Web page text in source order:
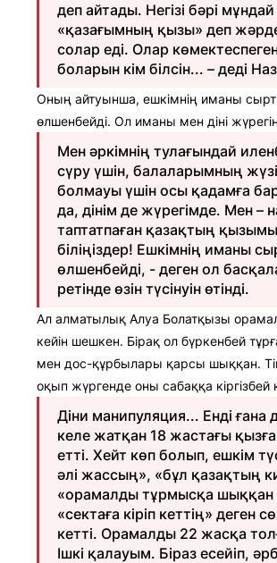
деп айтады. Негізі бәрі
«қазағымның қызы» деп
солар еді. Олар
боларын кім білсін... – деді
Оның айтуынша, ешкімнің иманы
өлшенбейді. Ол иманы мен діні
Мен әркімнің тулағындай
сүру үшін, балаларымның
болмауы үшін осы қадамға
да, дінім де жүрегімде. Мен –
таптатпаған қазақтың
біліңіздер! Ешкімнің иманы
өлшенбейді, - деген ол
ретінде өзін түсінуін өтінді.
Ал алматылық Алуа Болатқызы
кейін шешкен. Бірақ ол бүркенбей
мен дос-құрбылары қарсы шыққан.
оқып жүргенде оны сабаққа кіргізбей
Діни манипуляция... Енді ғана
келе жатқан 18 жастағы
етті. Хейт көп болып, ешкім
әлі жассың», «бұл қазақтың
«орамалды тұрмысқа шыққан
«сектаға кіріп кеттің» деген
кетті. Орамалды 22 жасқа
Ішкі қалауым. Біраз есейіп,